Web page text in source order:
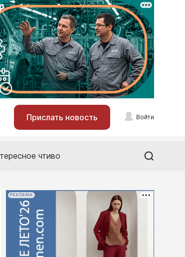
Прислать новость Войти
чтиво
РЕКЛАМА